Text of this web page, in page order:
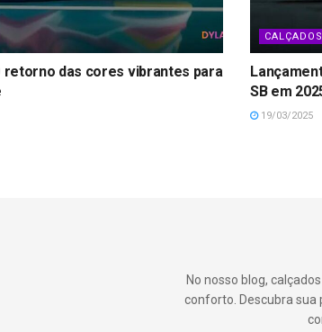
retorno das cores vibrantes para
CALÇADOS
SB em
19/03/2025
No nosso blog,
conforto. Descubra sua